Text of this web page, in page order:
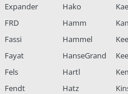
Expander
FRD
Fassi
Fayat
Fels
Fendt
Hako
Hamm
Hammel
HanseGrand
Hartl
Hatz